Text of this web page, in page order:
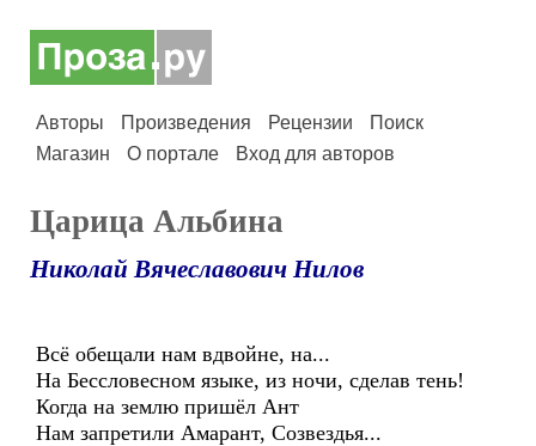
Авторы Произведения Рецензии
Поиск
Магазин
О портале Вход для авторов
Царица Альбина
Николай Вячеславович Нилов
Всё обещали нам вдвойне, на...
На Бессловесном языке, из ночи, сделав тень!
Когда на землю пришёл Ант
Нам запретили Амарант, Созвездья...